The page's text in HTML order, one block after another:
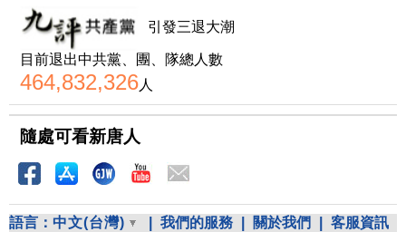
引發三退大潮
目前退出中共黨、團、隊總人數
464,832,326人
隨處可看新唐人
語言： 中文(台灣) 我們的服務 關於我們 客服資訊